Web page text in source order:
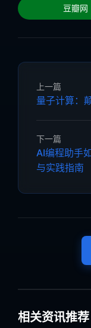
豆瓣网
上一篇
量子计算：
下一篇
AI编程助手
与实践指南
相关资讯推荐